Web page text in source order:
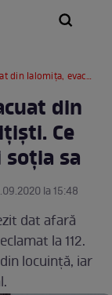
din propria locuință, de polițiști. Ce s-a întâmplat între el și soția sa
din
Ce
sa
la 15:48
dat afară
la 112.
locuință, iar